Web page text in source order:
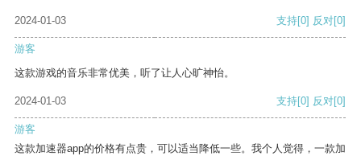
2024-01-03 支持[0] 反对[0]
游客
这款游戏的音乐非常优美，听了让人心旷神怡。
2024-01-03 支持[0] 反对[0]
游客
这款加速器app的价格有点贵，可以适当降低一些。我个人觉得，一款加